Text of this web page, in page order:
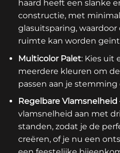
haard heeft een slanke
constructie, met
glasuitsparing, waardoor
ruimte kan worden
Multicolor Palet: Kies uit
meerdere kleuren om
passen aan je stemming
Regelbare Vlamsnelheid
vlamsnelheid aan met
standen, zodat je de
creëren, of je nu een